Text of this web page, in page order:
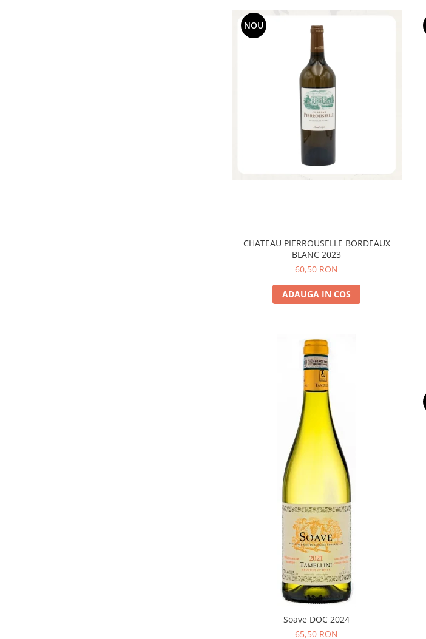
NOU
CHATEAU PIERROUSELLE BORDEAUX
BLANC 2023
60,50 RON
ADAUGA IN COS
Soave DOC 2024
65,50 RON